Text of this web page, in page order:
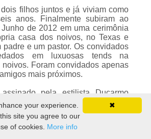
anos. Finalmente subiram ao
de 2012 em uma cerimônia
casa dos noivos, no Texas e
padre e um pastor. Os convidados
em luxuosas tends na
Foram convidados apenas
mais próximos.
de Governador Valadares,
Gerais. E foi encamendado
antes da data.
e longo, com uma cauda de
coberto por renda francesa e
✖
your experience.
site you agree to our
of cookies. More info